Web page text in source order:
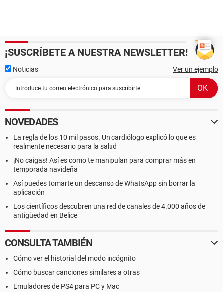
¡SUSCRÍBETE A NUESTRA NEWSLETTER!
Noticias Ver un ejemplo
NOVEDADES
La regla de los 10 mil pasos. Un cardiólogo explicó lo que es
realmente necesario para la salud
¡No caigas! Así es como te manipulan para comprar más en
temporada navideña
Así puedes tomarte un descanso de WhatsApp sin borrar la
aplicación
Los científicos descubren una red de canales de 4.000 años de
antigüedad en Belice
CONSULTA TAMBIÉN
Cómo ver el historial del modo incógnito
Cómo buscar canciones similares a otras
Emuladores de PS4 para PC y Mac